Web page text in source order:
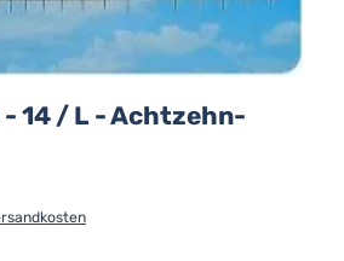
- 14 / L - Achtzehn-